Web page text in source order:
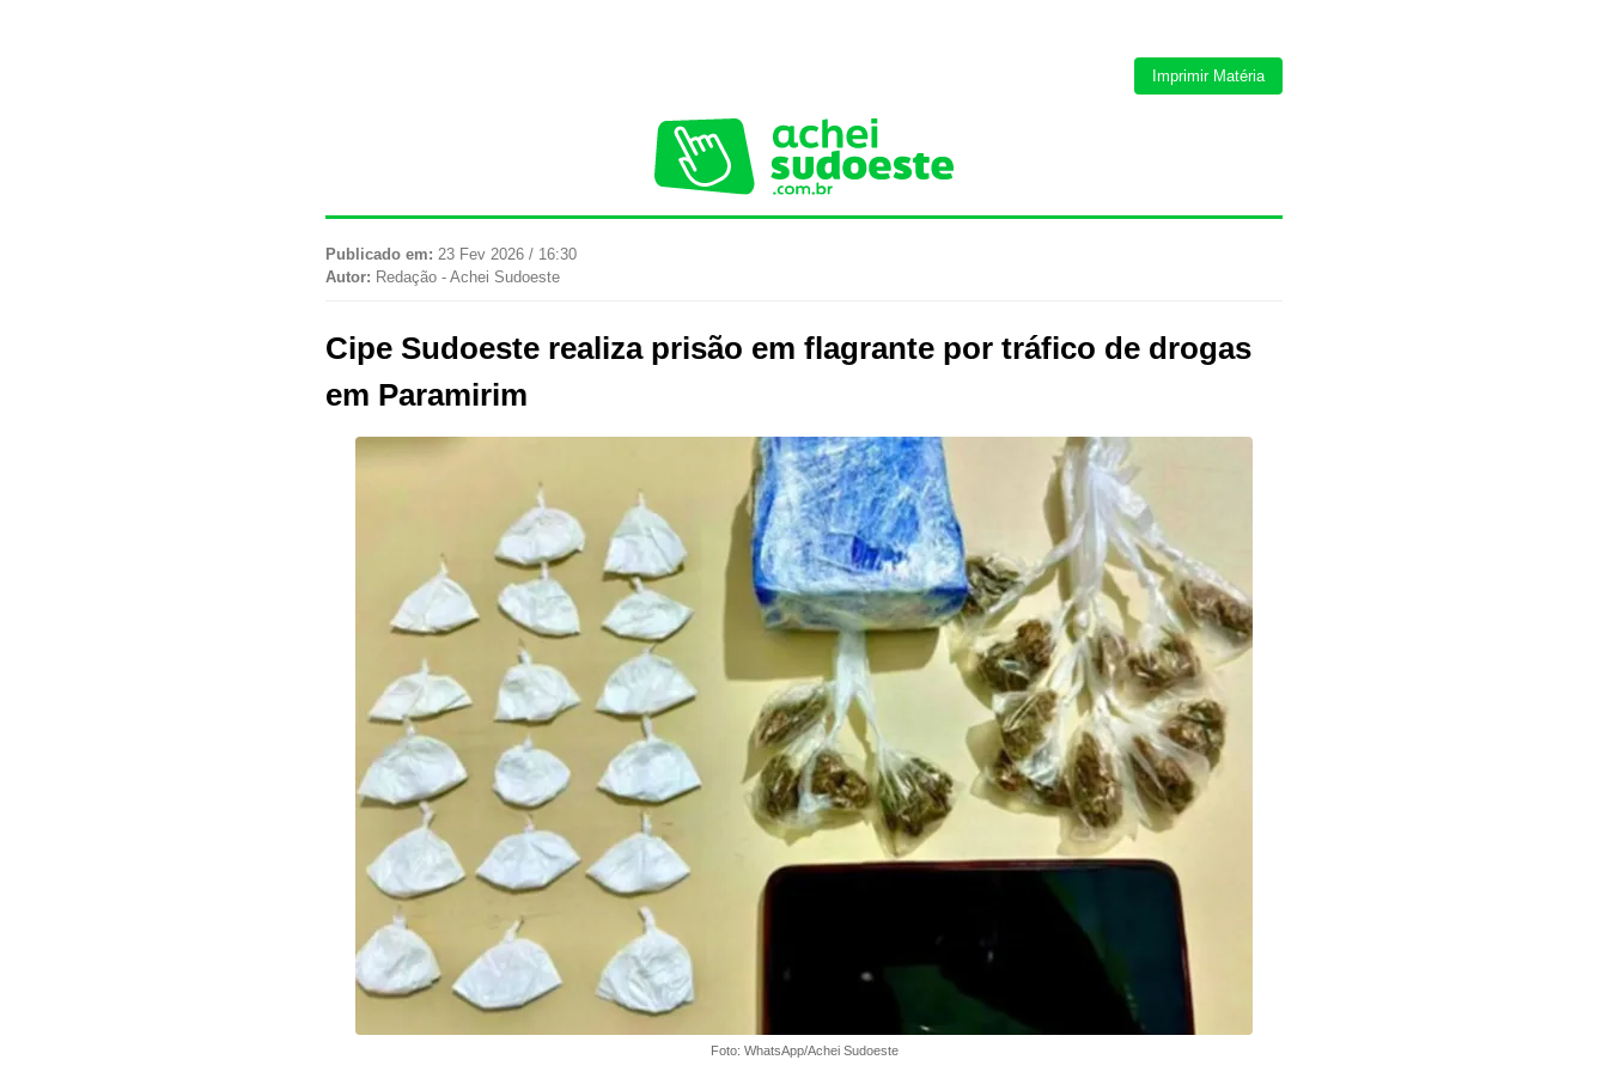
Imprimir Matéria
Publicado em: 23 Fev 2026 / 16:30
Autor: Redação - Achei Sudoeste
Cipe Sudoeste realiza prisão em flagrante por tráfico de drogas
em Paramirim
Foto: WhatsApp/Achei Sudoeste